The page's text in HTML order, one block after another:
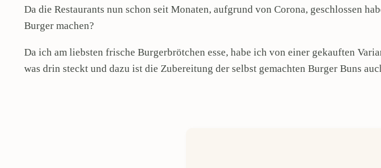
Da die Restaurants nun schon seit Monaten, aufgrund von Corona, geschlossen
Burger machen?
Da ich am liebsten frische Burgerbrötchen esse, habe ich von einer gekauften
was drin steckt und dazu ist die Zubereitung der selbst gemachten Burger Buns